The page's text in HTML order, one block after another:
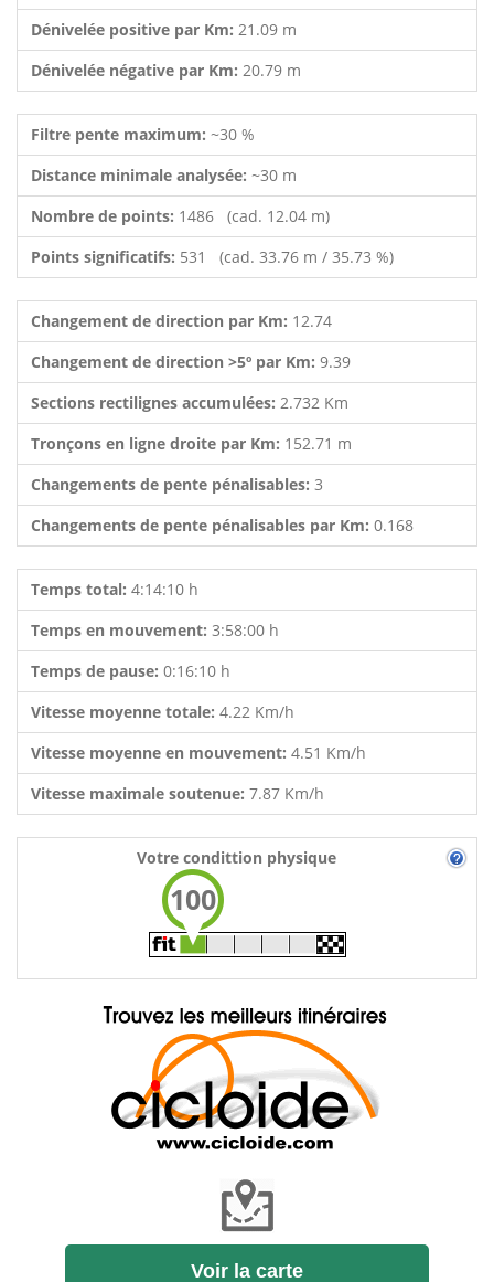
Dénivelée positive par Km: 21.09 m
Dénivelée négative par Km: 20.79 m
Filtre pente maximum: ~30 %
Distance minimale analysée: ~30 m
Nombre de points: 1486 (cad. 12.04 m)
Points significatifs: 531 (cad. 33.76 m / 35.73 %)
Changement de direction par Km: 12.74
Changement de direction >5º par Km: 9.39
Sections rectilignes accumulées: 2.732 Km
Tronçons en ligne droite par Km: 152.71 m
Changements de pente pénalisables: 3
Changements de pente pénalisables par Km: 0.168
Temps total: 4:14:10 h
Temps en mouvement: 3:58:00 h
Temps de pause: 0:16:10 h
Vitesse moyenne totale: 4.22 Km/h
Vitesse moyenne en mouvement: 4.51 Km/h
Vitesse maximale soutenue: 7.87 Km/h
Votre condittion physique
100
Voir la carte